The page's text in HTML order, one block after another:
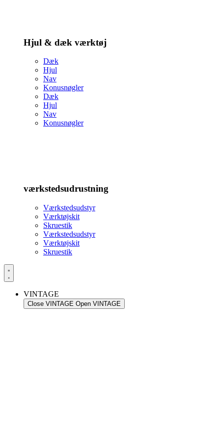
Hjul & dæk værktøj
Dæk
Hjul
Nav
Konusnøgler
Dæk
Hjul
Nav
Konusnøgler
værkstedsudrustning
Værkstedsudstyr
Værktøjskit
Skruestik
Værkstedsudstyr
Værktøjskit
Skruestik
VINTAGE
Close VINTAGE Open VINTAGE